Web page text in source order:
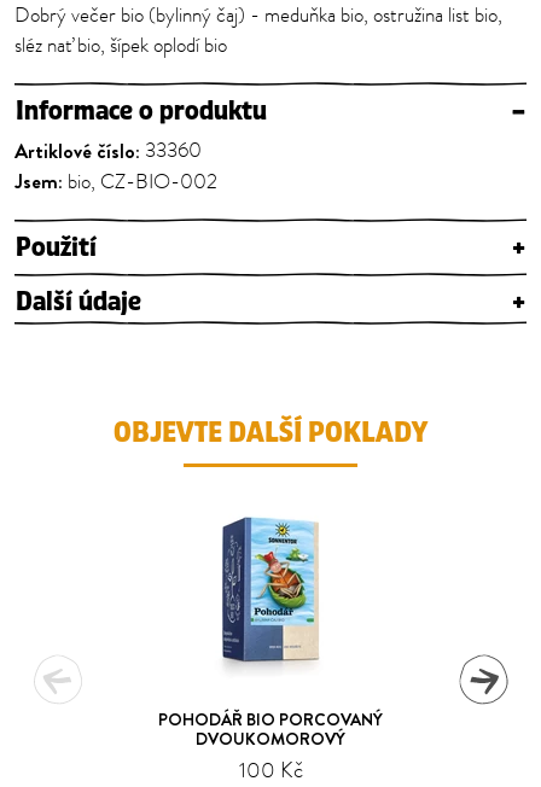
Dobrý večer bio (bylinný čaj) - meduňka bio, ostružina list bio,
sléz nať bio, šípek oplodí bio
Informace o produktu –
Artiklové číslo: 33360
Jsem: bio, CZ-BIO-002
Použití
+
Další údaje
+
OBJEVTE DALŠÍ POKLADY
POHODÁŘ BIO PORCOVANÝ
DVOUKOMOROVÝ
100 Kč